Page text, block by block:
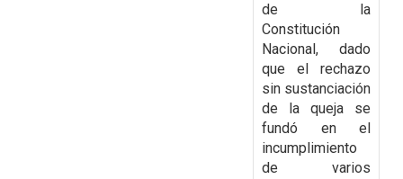
de la
Constitución
Nacional, dado
que el rechazo
sin sustanciación
de la queja se
fundó en el
incumplimiento
de varios